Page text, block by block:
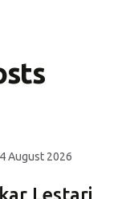
4 August 2026
Lestari